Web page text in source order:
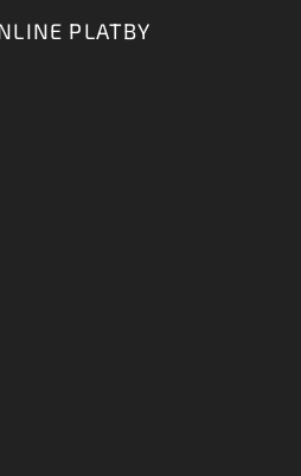
PLATBY